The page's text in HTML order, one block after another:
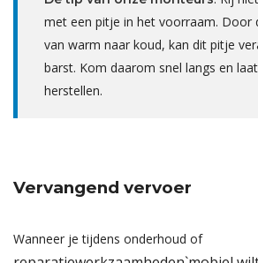
met een pitje in het voorraam. Door
van warm naar koud, kan dit pitje
barst. Kom daarom snel langs en
herstellen.
Vervangend vervoer
Wanneer je tijdens onderhoud of